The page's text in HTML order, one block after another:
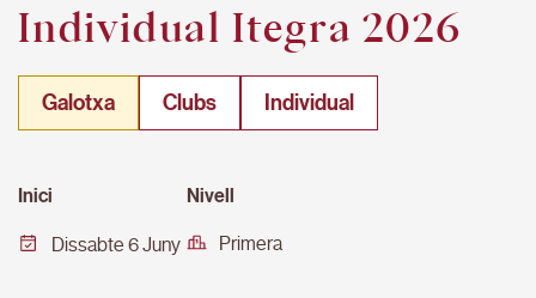
Individual Itegra 2026
Galotxa Clubs Individual
Inici
Dissabte 6 Juny
Nivell
Primera